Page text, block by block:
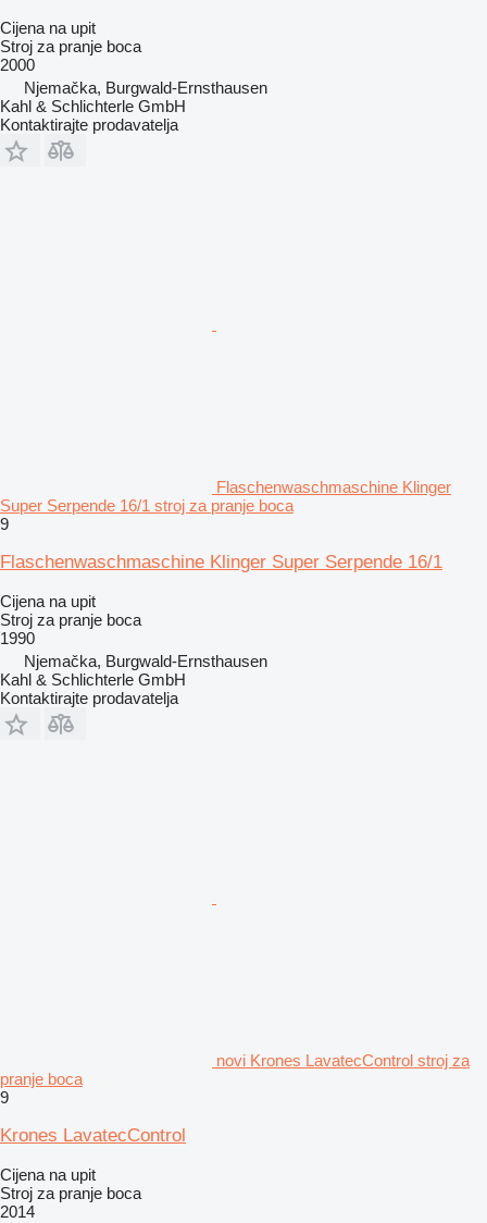
Cijena na upit
Stroj za pranje boca
2000
Njemačka, Burgwald-Ernsthausen
Kahl & Schlichterle GmbH
Kontaktirajte prodavatelja
Flaschenwaschmaschine Klinger
Super Serpende 16/1 stroj za pranje boca
9
Flaschenwaschmaschine Klinger Super Serpende 16/1
Cijena na upit
Stroj za pranje boca
1990
Njemačka, Burgwald-Ernsthausen
Kahl & Schlichterle GmbH
Kontaktirajte prodavatelja
novi Krones LavatecControl stroj za
pranje boca
9
Krones LavatecControl
Cijena na upit
Stroj za pranje boca
2014